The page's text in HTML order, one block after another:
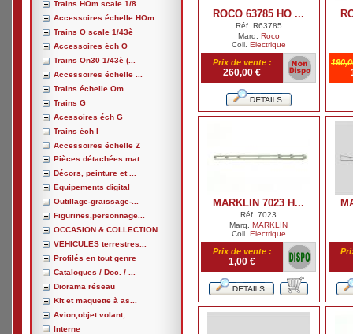
Trains HOm scale 1/8...
Accessoires échelle HOm
Trains O scale 1/43è
Accessoires éch O
Trains On30 1/43è (...
Accessoires échelle ...
Trains échelle Om
Trains G
Acessoires éch G
Trains éch I
Accessoires échelle Z
Pièces détachées mat...
Décors, peinture et ...
Equipements digital
Outillage-graissage-...
Figurines,personnage...
OCCASION & COLLECTION
VEHICULES terrestres...
Profilés en tout genre
Catalogues / Doc. / ...
Diorama réseau
Kit et maquette à as...
Avion,objet volant, ...
Interne
ROCO 63785 HO ...
Réf. R63785
Marq. Roco
Coll. Electrique
Prix de vente :
260,00 €
MARKLIN 7023 H...
Réf. 7023
Marq. MARKLIN
Coll. Electrique
Prix de vente :
1,00 €